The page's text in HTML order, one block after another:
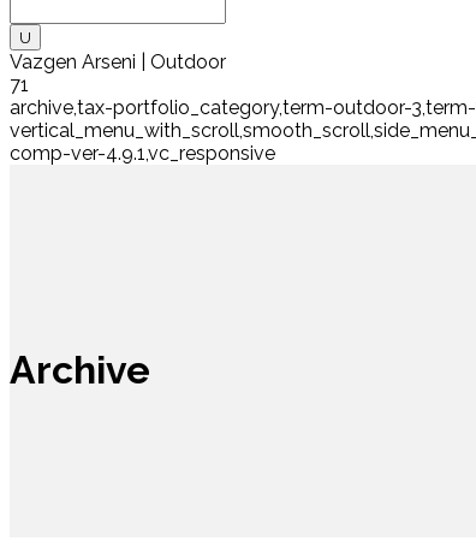
Vazgen Arseni | Outdoor
71
archive,tax-portfolio_category,term-outdoor-
comp-ver-4.9.1,vc_responsive
Archive